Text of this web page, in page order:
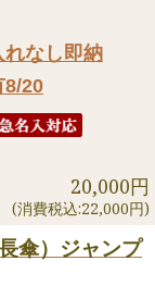
なし即納
8/20
20,000円
(消費税込:22,000円)
傘）ジャンプ